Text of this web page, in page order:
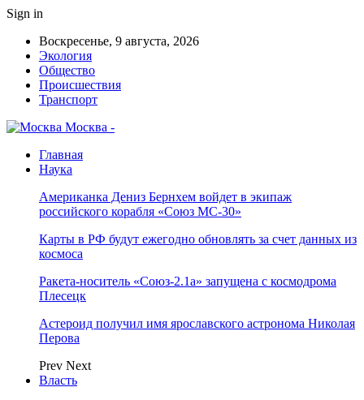
Sign in
Воскресенье, 9 августа, 2026
Экология
Общество
Происшествия
Транспорт
Москва -
Главная
Наука
Американка Дениз Бернхем войдет в экипаж
российского корабля «Союз МС-30»
Карты в РФ будут ежегодно обновлять за счет данных из
космоса
Ракета-носитель «Союз-2.1а» запущена с космодрома
Плесецк
Астероид получил имя ярославского астронома Николая
Перова
Prev Next
Власть